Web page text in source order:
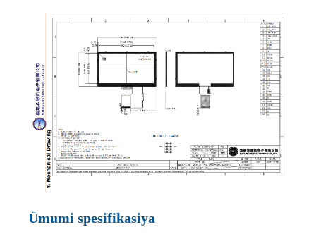
Ümumi spesifikasiya